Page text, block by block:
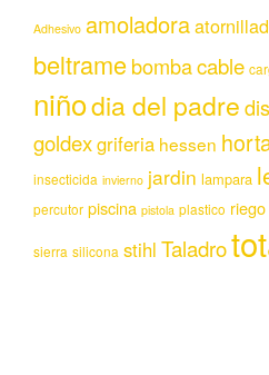
Adhesivo amoladora
beltramebombacable
niñodia del padre
goldexgriferia hessen
insecticida invierno jardin lampara
percutor piscina pistola plastico riego
sierra silicona stihl Taladro